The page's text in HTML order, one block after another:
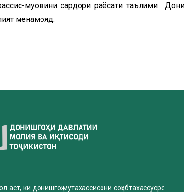
муовини сардори раёсати таълими
менамояд.
аст, ки донишгоҳ мутахассисони соҳибтахассусро